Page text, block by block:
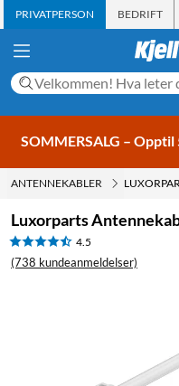
PRIVATPERSON BEDRIFT
SOMMERSALG – Opptil
ANTENNEKABLER
Luxorparts
4.5
(738 kundeanmeldelser)